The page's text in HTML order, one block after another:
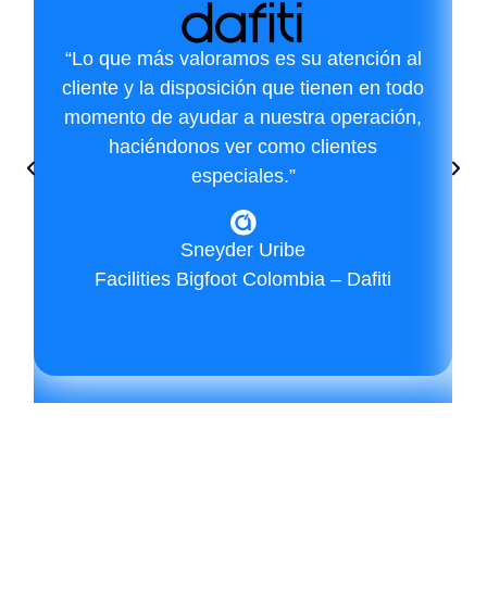
“Lo que más valoramos es su atención al
cliente y la disposición que tienen en todo
momento de ayudar a nuestra operación,
haciéndonos ver como clientes
especiales.”
Sneyder Uribe
Facilities Bigfoot Colombia – Dafiti